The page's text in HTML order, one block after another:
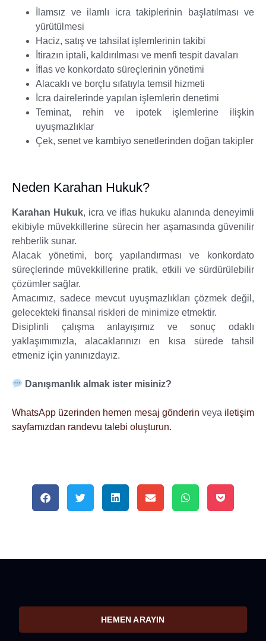
İlamsız ve ilamlı icra takiplerinin başlatılması ve
yürütülmesi
Haciz, satış ve tahsilat işlemlerinin takibi
İtirazın iptali, kaldırılması ve menfi tespit davaları
İflas ve konkordato süreçlerinin yönetimi
Alacaklı ve borçlu sıfatıyla temsil hizmeti
İcra dairelerinde yapılan işlemlerin denetimi
Teminat, rehin ve ipotek işlemlerine ilişkin
uyuşmazlıklar
Çek, senet ve kambiyo senetlerinden doğan takipler
Neden Karahan Hukuk?
Karahan Hukuk, icra ve iflas hukuku alanında deneyimli
ekibiyle müvekkillerine sürecin her aşamasında güvenilir
rehberlik sunar.
Alacak yönetimi, borç yapılandırması ve konkordato
süreçlerinde müvekkillerine pratik, etkili ve sürdürülebilir
çözümler sağlar.
Amacımız, sadece mevcut uyuşmazlıkları çözmek değil,
gelecekteki finansal riskleri de minimize etmektir.
Disiplinli çalışma anlayışımız ve sonuç odaklı
yaklaşımımızla, alacaklarınızı en kısa sürede tahsil
etmeniz için yanınızdayız.
Danışmanlık almak ister misiniz?
WhatsApp üzerinden hemen mesaj gönderin veya iletişim
sayfamızdan randevu talebi oluşturun.
HEMEN ARAYIN